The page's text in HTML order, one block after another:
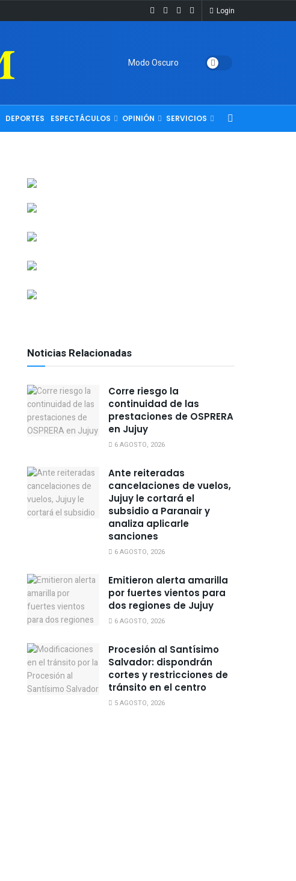
Login
Modo Oscuro
DEPORTES ESPECTÁCULOS OPINIÓN SERVICIOS
Noticias Relacionadas
Corre riesgo la
continuidad de las
prestaciones de OSPRERA
en Jujuy
6 AGOSTO, 2026
Ante reiteradas
cancelaciones de vuelos,
Jujuy le cortará el
subsidio a Paranair y
analiza aplicarle
sanciones
6 AGOSTO, 2026
Emitieron alerta amarilla
por fuertes vientos para
dos regiones de Jujuy
6 AGOSTO, 2026
Procesión al Santísimo
Salvador: dispondrán
cortes y restricciones de
tránsito en el centro
5 AGOSTO, 2026